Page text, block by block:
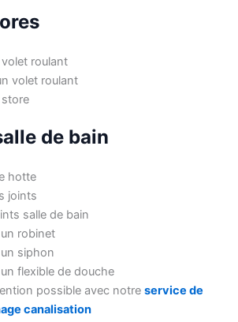
roulant
volet roulant
de bain
hotte
joints
salle de bain
robinet
siphon
flexible de douche
possible avec notre service de
canalisation